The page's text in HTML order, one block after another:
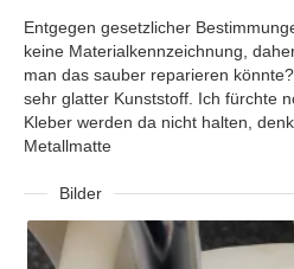
Entgegen gesetzlicher
keine Materialkennzeichnung,
man das sauber reparieren
sehr glatter Kunststoff. Ich fürchte
Kleber werden da nicht halten,
Metallmatte
Bilder